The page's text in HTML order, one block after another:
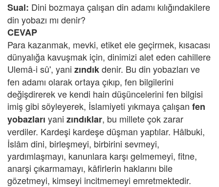
Sual: Dini bozmaya çalışan din adamı kılığındakilere
din yobazı mı denir?
CEVAP
Para kazanmak, mevki, etiket ele geçirmek, kısacası
dünyalığa kavuşmak için, dinimizi alet eden cahillere
Ulemâ-i sû', yani zındıkdenir. Bu din yobazları ve
fen adamı olarak ortaya çıkıp, fen bilgilerini
değişdirerek ve kendi hain düşüncelerini fen bilgisi
imiş gibi söyleyerek, İslamiyeti yıkmaya çalışan fen
yobazları yani zındıklar, bu millete çok zarar
verdiler. Kardeşi kardeşe düşman yaptılar. Hâlbuki,
İslâm dini, birleşmeyi, birbirini sevmeyi,
yardımlaşmayı, kanunlara karşı gelmemeyi, fitne,
anarşi çıkarmamayı, kâfirlerin haklarını bile
gözetmeyi, kimseyi incitmemeyi emretmektedir.